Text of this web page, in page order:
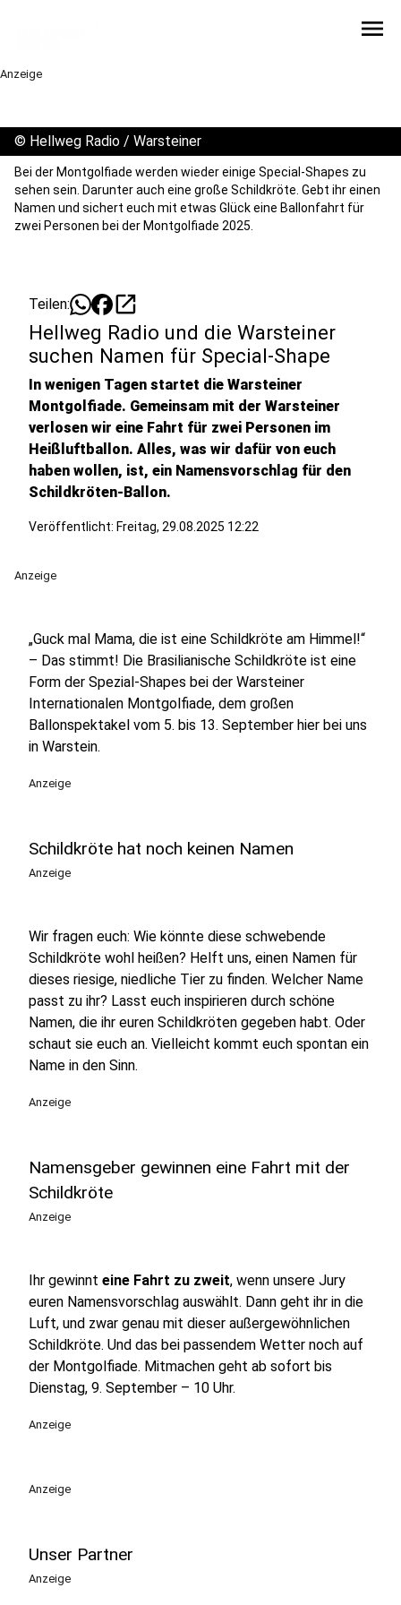
menu
Anzeige
© Hellweg Radio / Warsteiner
Bei der Montgolfiade werden wieder einige Special-Shapes zu
sehen sein. Darunter auch eine große Schildkröte. Gebt ihr einen
Namen und sichert euch mit etwas Glück eine Ballonfahrt für
zwei Personen bei der Montgolfiade 2025.
Teilen: open_in_new
Hellweg Radio und die Warsteiner
suchen Namen für Special-Shape
In wenigen Tagen startet die Warsteiner
Montgolfiade. Gemeinsam mit der Warsteiner
verlosen wir eine Fahrt für zwei Personen im
Heißluftballon. Alles, was wir dafür von euch
haben wollen, ist, ein Namensvorschlag für den
Schildkröten-Ballon.
Veröffentlicht: Freitag, 29.08.2025 12:22
Anzeige
„Guck mal Mama, die ist eine Schildkröte am Himmel!“
– Das stimmt! Die Brasilianische Schildkröte ist eine
Form der Spezial-Shapes bei der Warsteiner
Internationalen Montgolfiade, dem großen
Ballonspektakel vom 5. bis 13. September hier bei uns
in Warstein.
Anzeige
Schildkröte hat noch keinen Namen
Anzeige
Wir fragen euch: Wie könnte diese schwebende
Schildkröte wohl heißen? Helft uns, einen Namen für
dieses riesige, niedliche Tier zu finden. Welcher Name
passt zu ihr? Lasst euch inspirieren durch schöne
Namen, die ihr euren Schildkröten gegeben habt. Oder
schaut sie euch an. Vielleicht kommt euch spontan ein
Name in den Sinn.
Anzeige
Namensgeber gewinnen eine Fahrt mit der
Schildkröte
Anzeige
Ihr gewinnt eine Fahrt zu zweit, wenn unsere Jury
euren Namensvorschlag auswählt. Dann geht ihr in die
Luft, und zwar genau mit dieser außergewöhnlichen
Schildkröte. Und das bei passendem Wetter noch auf
der Montgolfiade. Mitmachen geht ab sofort bis
Dienstag, 9. September – 10 Uhr.
Anzeige
Anzeige
Unser Partner
Anzeige